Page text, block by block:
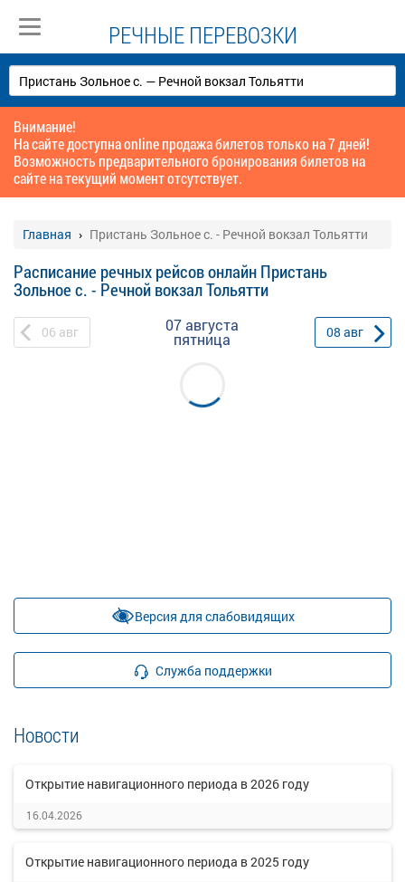
РЕЧНЫЕ ПЕРЕВОЗКИ
Внимание!
На сайте доступна online продажа билетов только на 7 дней!
Возможность предварительного бронирования билетов на
сайте на текущий момент отсутствует.
Главная Пристань Зольное с. - Речной вокзал Тольятти
Расписание речных рейсов онлайн Пристань
Зольное с. - Речной вокзал Тольятти
06 авг 07 августа
пятница 08 авг
Версия для слабовидящих
Служба поддержки
Новости
Открытие навигационного периода в 2026 году
16.04.2026
Открытие навигационного периода в 2025 году